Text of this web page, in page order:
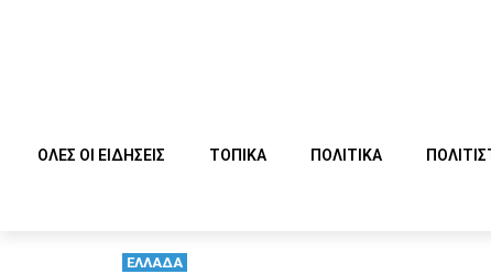
ΟΛΕΣ ΟΙ ΕΙΔΗΣΕΙΣ ΤΟΠΙΚΑ ΠΟΛΙΤΙΚΑ
ΕΛΛΑΔΑ